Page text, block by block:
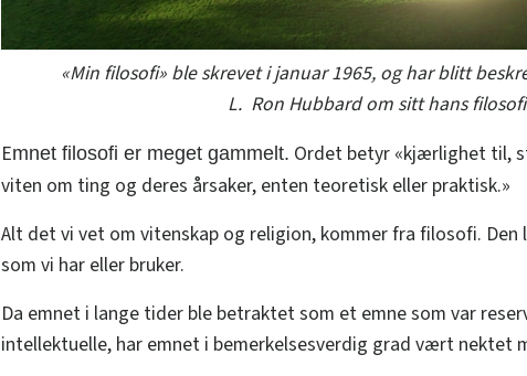
«Min filosofi» ble skrevet i januar 1965, og har blitt
L. Ron Hubbard om sitt hans
Emnet filosofi er meget gammelt. Ordet betyr «kjærlighet til,
viten om ting og deres årsaker, enten teoretisk eller praktisk.»
Alt det vi vet om vitenskap og religion, kommer fra filosofi.
som vi har eller bruker.
Da emnet i lange tider ble betraktet som et emne som var
intellektuelle, har emnet i bemerkelsesverdig grad vært nektet